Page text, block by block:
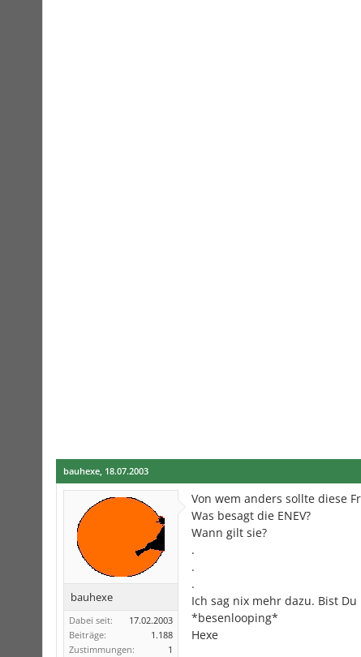
bauhexe, 18.07.2003
bauhexe
Dabei seit:
17.02.2003
Beiträge:
1.188
Zustimmungen:
1
Von wem anders sollte diese
Was besagt die ENEV?
Wann gilt sie?
.
.
.
Ich sag nix mehr dazu. Bist
*besenlooping*
Hexe